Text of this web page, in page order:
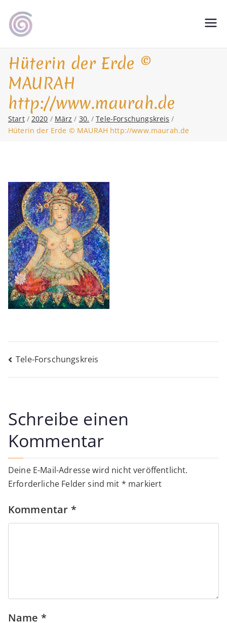
Inhalt
springen
Change
∞ Classical Homeopathy ∞ Astrology
Hüterin der Erde ©
MAURAH
http://www.maurah.de
Start 2020 März 30.
Tele-Forschungskreis
Hüterin der Erde © MAURAH http://www.maurah.de
Beitragsnavigation
Tele-Forschungskreis
Schreibe einen
Kommentar
Deine E-Mail-Adresse wird nicht veröffentlicht.
Erforderliche Felder sind mit * markiert
Kommentar *
Name *